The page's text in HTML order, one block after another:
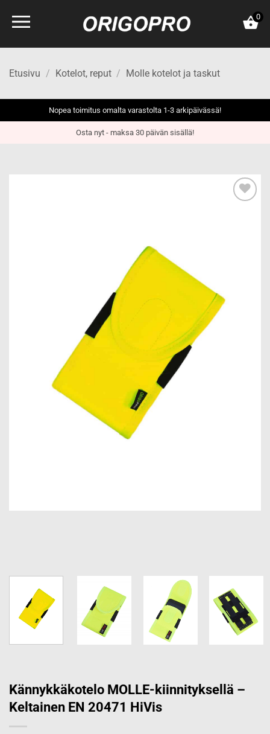
0
Etusivu / Kotelot, reput / Molle kotelot ja taskut
Nopea toimitus omalta varastolta 1-3 arkipäivässä!
Osta nyt - maksa 30 päivän sisällä!
Kännykkäkotelo MOLLE-kiinnityksellä –
Keltainen EN 20471 HiVis